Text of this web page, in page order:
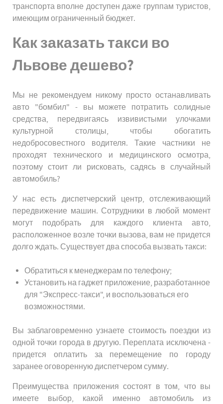
транспорта вполне доступен даже группам туристов,
имеющим ограниченный бюджет.
Как заказать такси во
Львове дешево?
Мы не рекомендуем никому просто останавливать
авто "бомбил" - вы можете потратить солидные
средства, передвигаясь извивистыми улочками
культурной столицы, чтобы обогатить
недобросовестного водителя. Такие частники не
проходят технического и медицинского осмотра,
поэтому стоит ли рисковать, садясь в случайный
автомобиль?
У нас есть диспетчерский центр, отслеживающий
передвижение машин. Сотрудники в любой момент
могут подобрать для каждого клиента авто,
расположенное возле точки вызова, вам не придется
долго ждать. Существует два способа вызвать такси:
Обратиться к менеджерам по телефону;
Установить на гаджет приложение, разработанное
для "Экспресс-такси", и воспользоваться его
возможностями.
Вы заблаговременно узнаете стоимость поездки из
одной точки города в другую. Переплата исключена -
придется оплатить за перемещение по городу
заранее оговоренную диспетчером сумму.
Преимущества приложения состоят в том, что вы
имеете выбор, какой именно автомобиль из